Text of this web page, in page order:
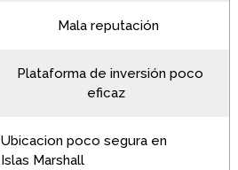
Mala reputación
Plataforma de inversión poco
eficaz
Ubicacion poco segura en
Islas Marshall